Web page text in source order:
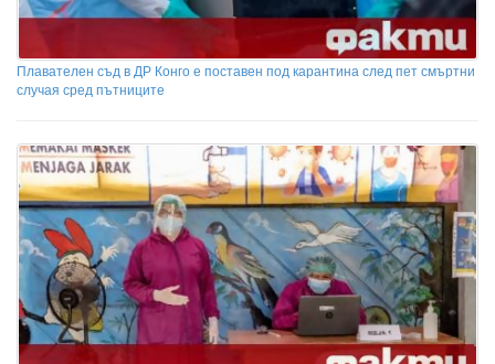
Плавателен съд в ДР Конго е поставен под карантина след пет смъртни
случая сред пътниците